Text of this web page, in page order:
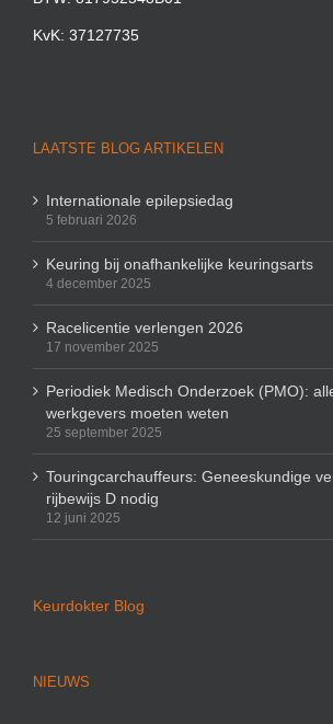
KvK: 37127735
LAATSTE BLOG ARTIKELEN
Internationale epilepsiedag
5 februari 2026
Keuring bij onafhankelijke keuringsarts
4 december 2025
Racelicentie verlengen 2026
17 november 2025
Periodiek Medisch Onderzoek (PMO):
werkgevers moeten weten
25 september 2025
Touringcarchauffeurs: Geneeskundige
rijbewijs D nodig
12 juni 2025
Keurdokter Blog
NIEUWS